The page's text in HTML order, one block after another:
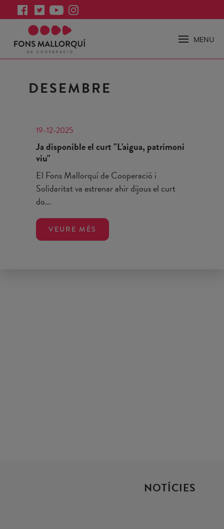
MENU
DESEMBRE
19-12-2025
Ja disponible el curt "L'aigua, patrimoni
viu"
El Fons Mallorquí de Cooperació i
Solidaritat va estrenar ahir dijous el curt
do...
VEURE MÉS
NOTÍCIES